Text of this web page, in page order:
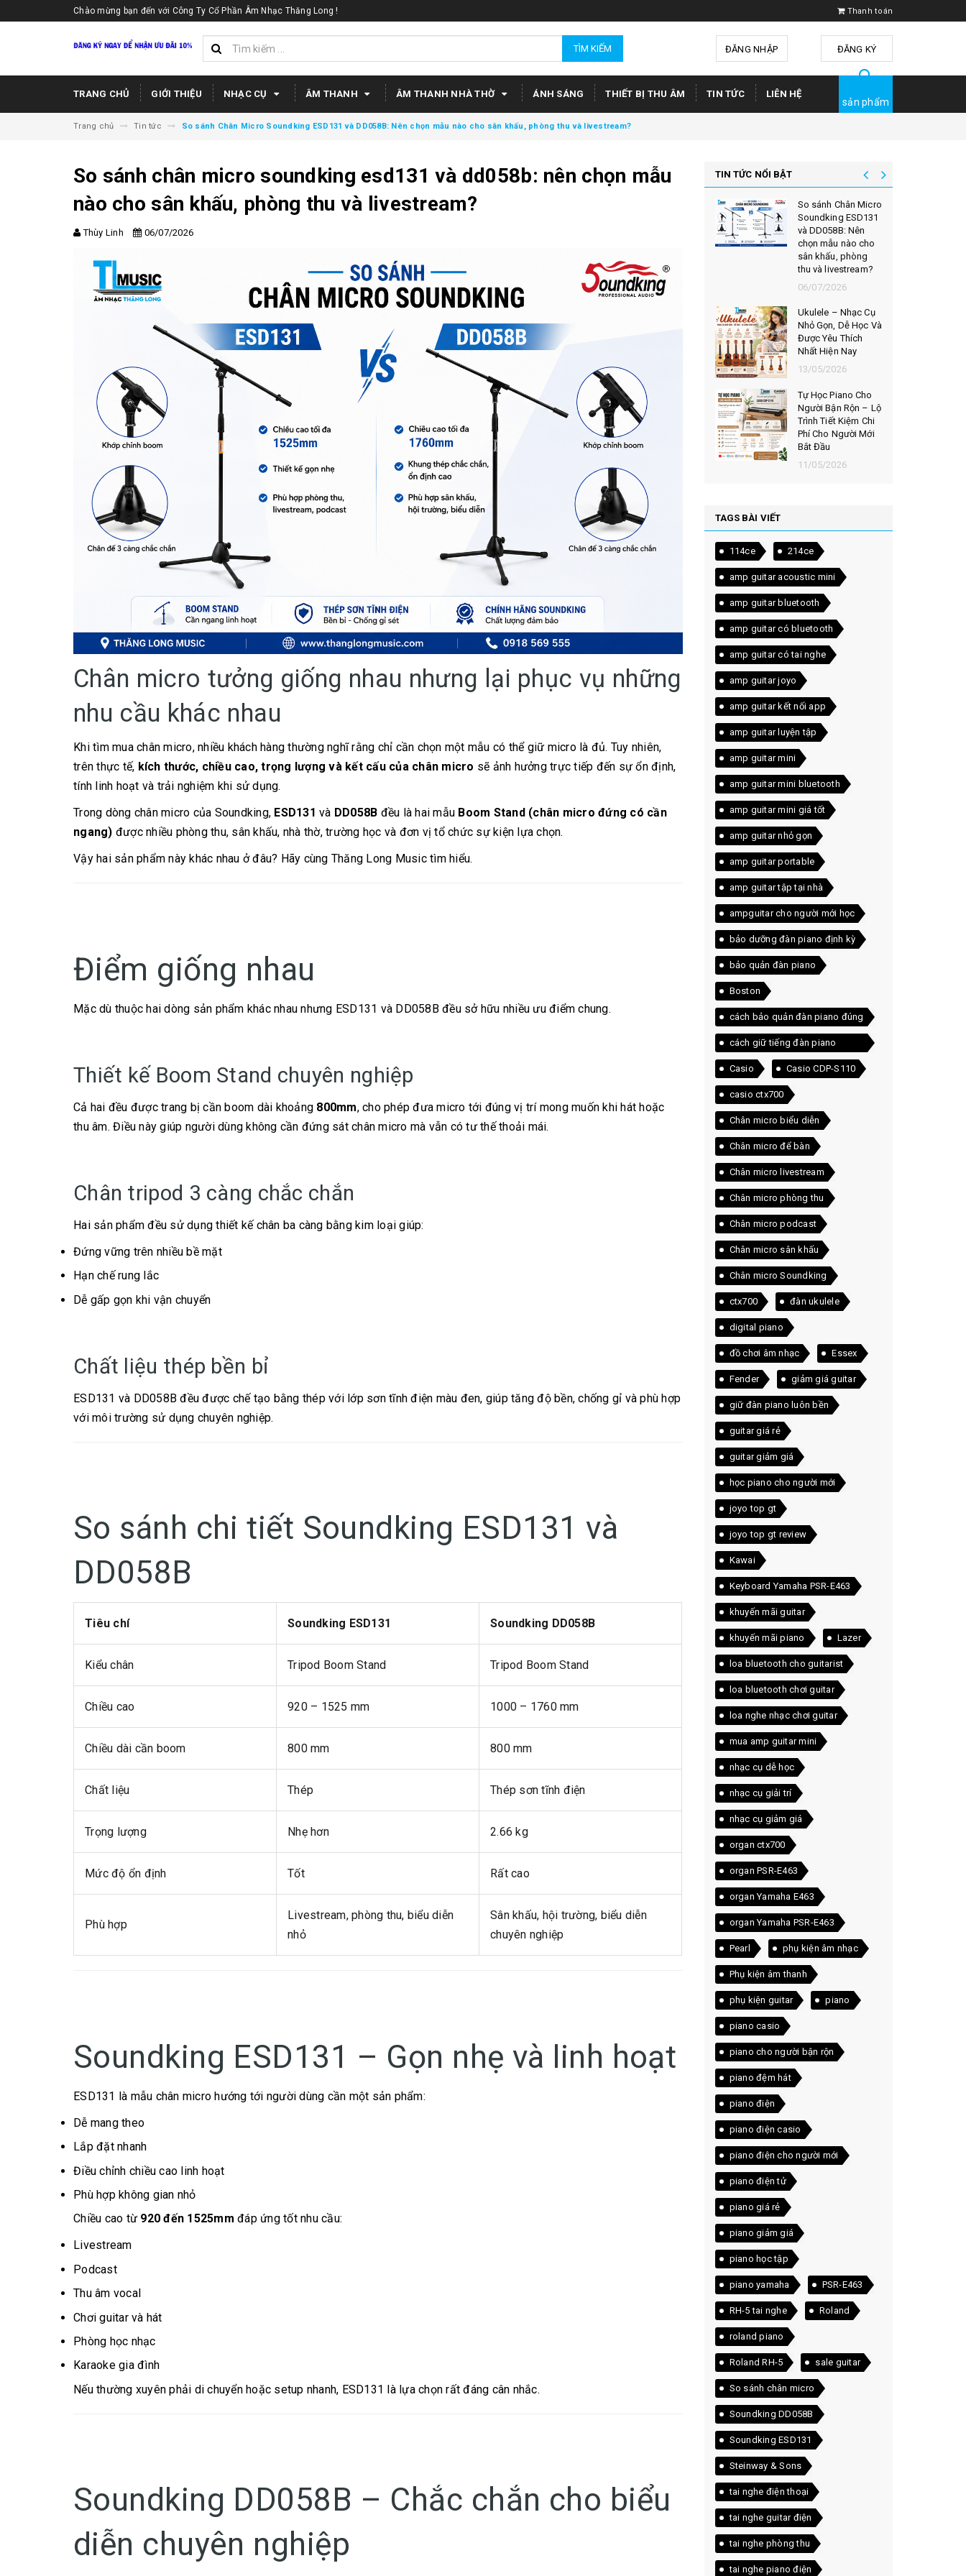
Chào mừng bạn đến với Công Ty Cổ Phần Âm Nhạc Thăng Long ! Thanh toán
TÌM KIẾM ĐĂNG NHẬP ĐĂNG KÝ
TRANG CHỦ GIỚI THIỆU NHẠC CỤ ÂM THANH ÂM THANH NHÀ THỜ ÁNH SÁNG THIẾT BỊ THU ÂM TIN TỨC LIÊN HỆ
sản phẩm
Trang chủ Tin tức So sánh Chân Micro Soundking ESD131 và DD058B: Nên chọn mẫu nào cho sân khấu, phòng thu và livestream?
So sánh chân micro soundking esd131 và dd058b: nên chọn mẫu
nào cho sân khấu, phòng thu và livestream?
Thùy Linh 06/07/2026
Chân micro tưởng giống nhau nhưng lại phục vụ những
nhu cầu khác nhau
Khi tìm mua chân micro, nhiều khách hàng thường nghĩ rằng chỉ cần chọn một mẫu có thể giữ micro là đủ. Tuy nhiên,
trên thực tế, kích thước, chiều cao, trọng lượng và kết cấu của chân micro sẽ ảnh hưởng trực tiếp đến sự ổn định,
tính linh hoạt và trải nghiệm khi sử dụng.
Trong dòng chân micro của Soundking, ESD131 và DD058B đều là hai mẫu Boom Stand (chân micro đứng có cần
ngang) được nhiều phòng thu, sân khấu, nhà thờ, trường học và đơn vị tổ chức sự kiện lựa chọn.
Vậy hai sản phẩm này khác nhau ở đâu? Hãy cùng Thăng Long Music tìm hiểu.
Điểm giống nhau
Mặc dù thuộc hai dòng sản phẩm khác nhau nhưng ESD131 và DD058B đều sở hữu nhiều ưu điểm chung.
Thiết kế Boom Stand chuyên nghiệp
Cả hai đều được trang bị cần boom dài khoảng 800mm, cho phép đưa micro tới đúng vị trí mong muốn khi hát hoặc
thu âm. Điều này giúp người dùng không cần đứng sát chân micro mà vẫn có tư thế thoải mái.
Chân tripod 3 càng chắc chắn
Hai sản phẩm đều sử dụng thiết kế chân ba càng bằng kim loại giúp:
Đứng vững trên nhiều bề mặt
Hạn chế rung lắc
Dễ gấp gọn khi vận chuyển
Chất liệu thép bền bỉ
ESD131 và DD058B đều được chế tạo bằng thép với lớp sơn tĩnh điện màu đen, giúp tăng độ bền, chống gỉ và phù hợp
với môi trường sử dụng chuyên nghiệp.
So sánh chi tiết Soundking ESD131 và
DD058B
Tiêu chí Soundking ESD131 Soundking DD058B
Kiểu chân Tripod Boom Stand Tripod Boom Stand
Chiều cao 920 – 1525 mm 1000 – 1760 mm
Chiều dài cần boom 800 mm 800 mm
Chất liệu Thép Thép sơn tĩnh điện
Trọng lượng Nhẹ hơn 2.66 kg
Mức độ ổn định Tốt Rất cao
Phù hợp
Livestream, phòng thu, biểu diễn
nhỏ
Sân khấu, hội trường, biểu diễn
chuyên nghiệp
Soundking ESD131 – Gọn nhẹ và linh hoạt
ESD131 là mẫu chân micro hướng tới người dùng cần một sản phẩm:
Dễ mang theo
Lắp đặt nhanh
Điều chỉnh chiều cao linh hoạt
Phù hợp không gian nhỏ
Chiều cao từ 920 đến 1525mm đáp ứng tốt nhu cầu:
Livestream
Podcast
Thu âm vocal
Chơi guitar và hát
Phòng học nhạc
Karaoke gia đình
Nếu thường xuyên phải di chuyển hoặc setup nhanh, ESD131 là lựa chọn rất đáng cân nhắc.
Soundking DD058B – Chắc chắn cho biểu
diễn chuyên nghiệp
TIN TỨC NỔI BẬT
So sánh Chân Micro
Soundking ESD131
và DD058B: Nên
chọn mẫu nào cho
sân khấu, phòng
thu và livestream?
06/07/2026
Ukulele – Nhạc Cụ
Nhỏ Gọn, Dễ Học Và
Được Yêu Thích
Nhất Hiện Nay
13/05/2026
Tự Học Piano Cho
Người Bận Rộn – Lộ
Trình Tiết Kiệm Chi
Phí Cho Người Mới
Bắt Đầu
11/05/2026
TAGS BÀI VIẾT
114ce 214ce
amp guitar acoustic mini
amp guitar bluetooth
amp guitar có bluetooth
amp guitar có tai nghe
amp guitar joyo
amp guitar kết nối app
amp guitar luyện tập
amp guitar mini
amp guitar mini bluetooth
amp guitar mini giá tốt
amp guitar nhỏ gọn
amp guitar portable
amp guitar tập tại nhà
ampguitar cho người mới học
bảo dưỡng đàn piano định kỳ
bảo quản đàn piano
Boston
cách bảo quản đàn piano đúng
cách
cách giữ tiếng đàn piano
chuẩn
Casio Casio CDP-S110
casio ctx700
Chân micro biểu diễn
Chân micro để bàn
Chân micro livestream
Chân micro phòng thu
Chân micro podcast
Chân micro sân khấu
Chân micro Soundking
ctx700 đàn ukulele
digital piano
đồ chơi âm nhạc Essex
Fender giảm giá guitar
giữ đàn piano luôn bền
guitar giá rẻ
guitar giảm giá
học piano cho người mới
joyo top gt
joyo top gt review
Kawai
Keyboard Yamaha PSR-E463
khuyến mãi guitar
khuyến mãi piano Lazer
loa bluetooth cho guitarist
loa bluetooth chơi guitar
loa nghe nhạc chơi guitar
mua amp guitar mini
nhạc cụ dễ học
nhạc cụ giải trí
nhạc cụ giảm giá
organ ctx700
organ PSR-E463
organ Yamaha E463
organ Yamaha PSR-E463
Pearl phụ kiện âm nhạc
Phụ kiện âm thanh
phụ kiện guitar piano
piano casio
piano cho người bận rộn
piano đệm hát
piano điện
piano điện casio
piano điện cho người mới
piano điện tử
piano giá rẻ
piano giảm giá
piano học tập
piano yamaha PSR-E463
RH-5 tai nghe Roland
roland piano
Roland RH-5 sale guitar
So sánh chân micro
Soundking DD058B
Soundking ESD131
Steinway & Sons
tai nghe điện thoại
tai nghe guitar điện
tai nghe phòng thu
tai nghe piano điện